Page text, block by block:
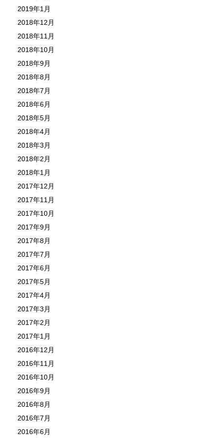
2019年1月
2018年12月
2018年11月
2018年10月
2018年9月
2018年8月
2018年7月
2018年6月
2018年5月
2018年4月
2018年3月
2018年2月
2018年1月
2017年12月
2017年11月
2017年10月
2017年9月
2017年8月
2017年7月
2017年6月
2017年5月
2017年4月
2017年3月
2017年2月
2017年1月
2016年12月
2016年11月
2016年10月
2016年9月
2016年8月
2016年7月
2016年6月